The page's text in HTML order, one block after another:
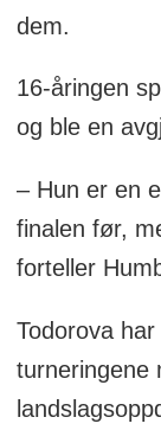
dem.
16-åringen
og ble en
– Hun er en
finalen før,
forteller
Todorova
turneringene